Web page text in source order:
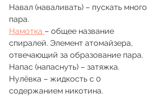
Навал (наваливать) – пускать много
пара.
Намотка – общее название
спиралей. Элемент атомайзера,
отвечающий за образование пара.
Напас (напаснуть) – затяжка.
Нулёвка – жидкость с 0
содержанием никотина.